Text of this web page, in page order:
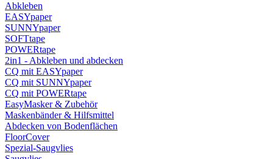
Abkleben
EASYpaper
SUNNYpaper
SOFTtape
POWERtape
2in1 - Abkleben und abdecken
CQ mit EASYpaper
CQ mit SUNNYpaper
CQ mit POWERtape
EasyMasker & Zubehör
Maskenbänder & Hilfsmittel
Abdecken von Bodenflächen
FloorCover
Spezial-Saugvlies